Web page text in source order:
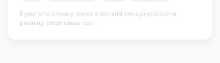
If your bite is heavy, clinics often add extra protection or
planning, which raises cost.